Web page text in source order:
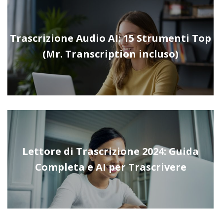
Trascrizione Audio AI: 15 Strumenti Top
(Mr. Transcription incluso)
Lettore di Trascrizione 2024: Guida
Completa e AI per Trascrivere